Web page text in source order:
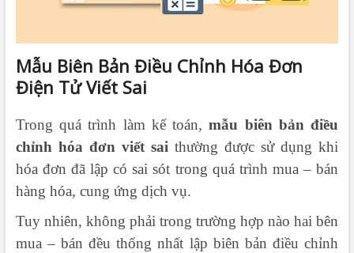
Mẫu Biên Bản Điều Chỉnh Hóa Đơn
Điện Tử Viết Sai
Trong quá trình làm kế toán,mẫu biên bản điều
chỉnh hóa đơn viết saithường được sử dụng khi
hóa đơn đã lập có sai sót trong quá trình mua – bán
hàng hóa, cung ứng dịch vụ.
Tuy nhiên, không phải trong trường hợp nào hai bên
mua – bán đều thống nhất lập biên bản điều chỉnh